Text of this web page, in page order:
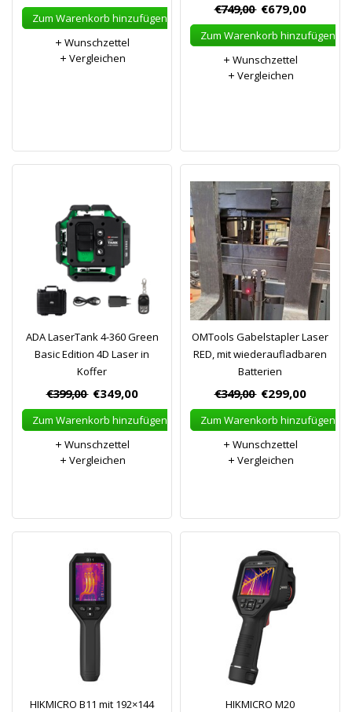
Zum Warenkorb hinzufügen
Wunschzettel
Vergleichen
€749,00 €679,00
Zum Warenkorb hinzufügen
Wunschzettel
Vergleichen
ADA LaserTank 4-360 Green
Basic Edition 4D Laser in
Koffer
€399,00 €349,00
Zum Warenkorb hinzufügen
Wunschzettel
Vergleichen
OMTools Gabelstapler Laser
RED, mit wiederaufladbaren
Batterien
€349,00 €299,00
Zum Warenkorb hinzufügen
Wunschzettel
Vergleichen
HIKMICRO B11 mit 192×144 HIKMICRO M20